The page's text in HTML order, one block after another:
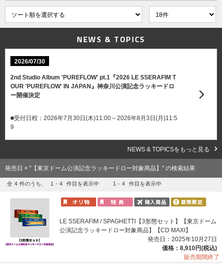
NEWS & TOPICS
2026/07/30
2nd Studio Album 'PUREFLOW' pt.1『2026 LE SSERAFIM T
OUR 'PUREFLOW' IN JAPAN』神奈川公演記念ラッキードロ
ー開催決定
■受付日程：2026年7月30日(木)11:00～2026年8月3日(月)11:5
9
NEWS & TOPICSをもっと見る
発売日 × "【東京ドーム公演記念ラッキードロー対象商品】" の検索結果
全 4 件のうち、 1 - 4 件目を表示中 1 - 4 件目を表示中
LE SSERAFIM / SPAGHETTI【3形態セット】【東京ドーム
公演記念ラッキードロー対象商品】【CD MAXI】
発売日：2025年10月27日
価格：8,910円(税込)
販売期間終了